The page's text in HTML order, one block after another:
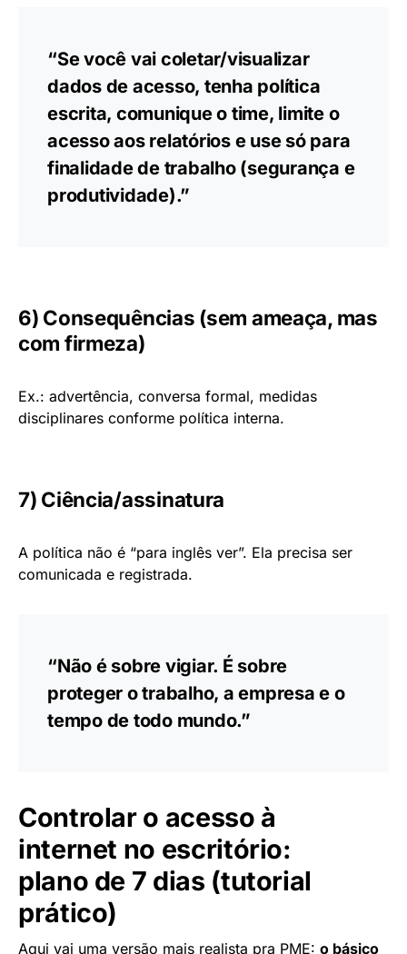
“Se você vai coletar/visualizar
dados de acesso, tenha política
escrita, comunique o time, limite o
acesso aos relatórios e use só para
finalidade de trabalho (segurança e
produtividade).”
6) Consequências (sem ameaça, mas
com firmeza)
Ex.: advertência, conversa formal, medidas
disciplinares conforme política interna.
7) Ciência/assinatura
A política não é “para inglês ver”. Ela precisa ser
comunicada e registrada.
“Não é sobre vigiar. É sobre
proteger o trabalho, a empresa e o
tempo de todo mundo.”
Controlar o acesso à
internet no escritório:
plano de 7 dias (tutorial
prático)
Aqui vai uma versão mais realista pra PME: o básico